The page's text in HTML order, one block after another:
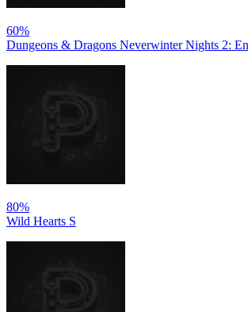
60%
Dungeons & Dragons Neverwinter Nights 2:
80%
Wild Hearts S